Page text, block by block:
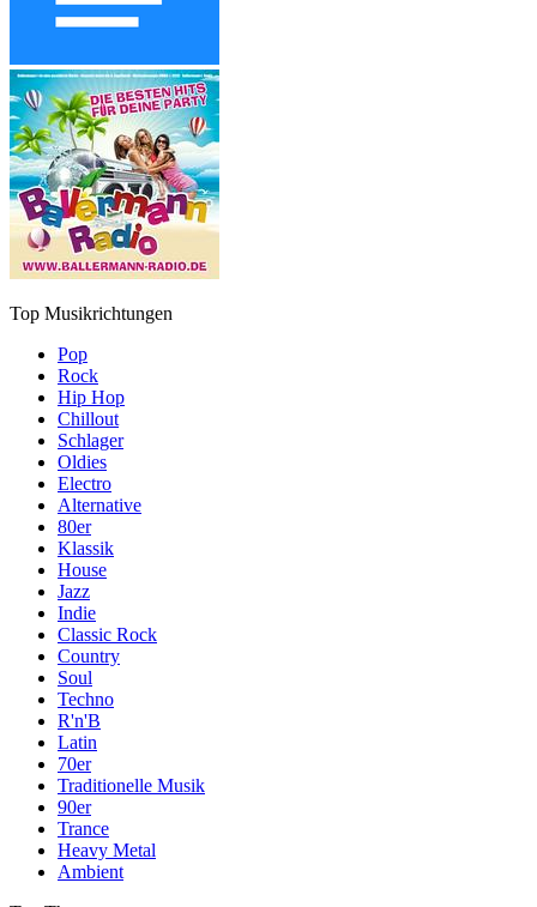
Top Musikrichtungen
Pop
Rock
Hip Hop
Chillout
Schlager
Oldies
Electro
Alternative
80er
Klassik
House
Jazz
Indie
Classic Rock
Country
Soul
Techno
R'n'B
Latin
70er
Traditionelle Musik
90er
Trance
Heavy Metal
Ambient